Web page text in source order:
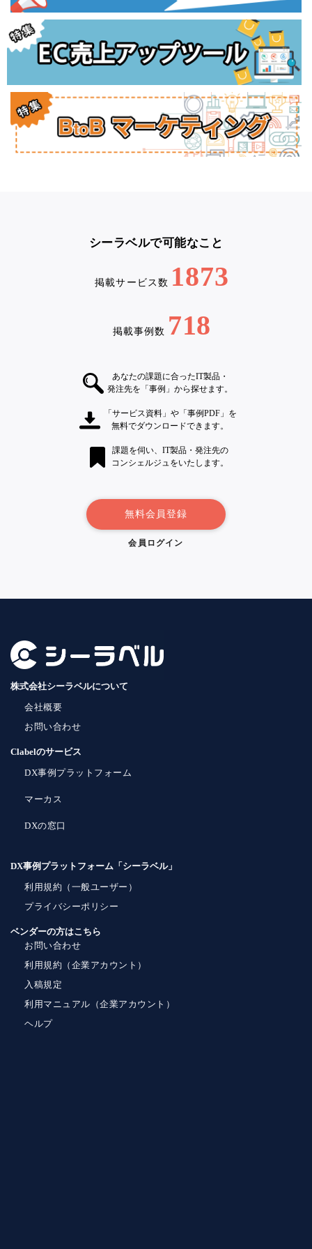
シーラベルで可能なこと
掲載サービス数 1873
掲載事例数 718
あなたの課題に合ったIT製品・
発注先を「事例」から探せます。
「サービス資料」や「事例PDF」を
無料でダウンロードできます。
課題を伺い、IT製品・発注先の
コンシェルジュをいたします。
無料会員登録
会員ログイン
株式会社シーラベルについて
会社概要
お問い合わせ
Clabelのサービス
DX事例プラットフォーム
マーカス
DXの窓口
DX事例プラットフォーム「シーラベル」
利用規約（一般ユーザー）
プライバシーポリシー
ベンダーの方はこちら
お問い合わせ
利用規約（企業アカウント）
入稿規定
利用マニュアル（企業アカウント）
ヘルプ